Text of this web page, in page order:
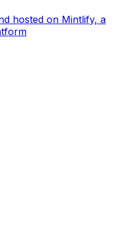
hosted on Mintlify, a